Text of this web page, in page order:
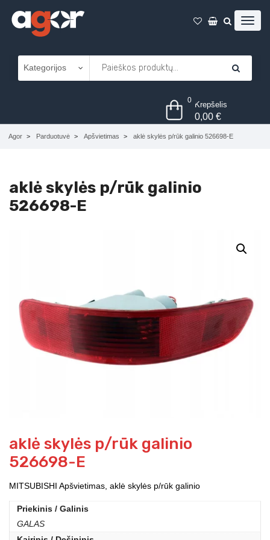
0 Krepšelis
0,00€
Agor Parduotuvė Apšvietimas aklė skylės p/rūk galinio 526698-E
aklė skylės p/rūk galinio
526698-E
aklė skylės p/rūk galinio
526698-E
MITSUBISHI Apšvietimas, aklė skylės p/rūk galinio
Priekinis / Galinis
GALAS